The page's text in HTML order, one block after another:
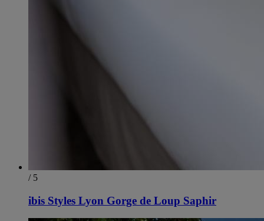
/ 5
ibis Styles Lyon Gorge de Loup Saphir